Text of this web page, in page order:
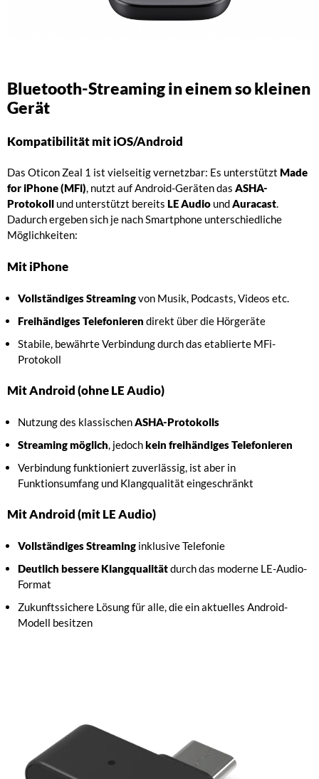
Bluetooth-Streaming in einem so kleinen
Gerät
Kompatibilität mit iOS/Android
Das Oticon Zeal 1 ist vielseitig vernetzbar: Es unterstützt Made
for iPhone (MFi), nutzt auf Android-Geräten das ASHA-
Protokoll und unterstützt bereits LE Audio undAuracast.
Dadurch ergeben sich je nach Smartphone unterschiedliche
Möglichkeiten:
Mit iPhone
Vollständiges Streamingvon Musik, Podcasts, Videos etc.
Freihändiges Telefonieren direkt über die Hörgeräte
Stabile, bewährte Verbindung durch das etablierte MFi-
Protokoll
Mit Android (ohne LE Audio)
Nutzung des klassischenASHA-Protokolls
Streaming möglich, jedochkein freihändiges Telefonieren
Verbindung funktioniert zuverlässig, ist aber in
Funktionsumfang und Klangqualität eingeschränkt
Mit Android (mit LE Audio)
Vollständiges Streaming inklusive Telefonie
Deutlich bessere Klangqualitätdurch das moderne LE-Audio-
Format
Zukunftssichere Lösung für alle, die ein aktuelles Android-
Modell besitzen